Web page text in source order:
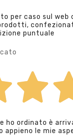
per caso sul web
puntuale
ho ordinato è
appieno le mie